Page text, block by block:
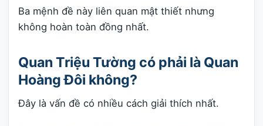
Ba mệnh đề này liên quan mật thiết nhưng
không hoàn toàn đồng nhất.
Quan Triệu Tường có phải là Quan
Hoàng Đôi không?
Đây là vấn đề có nhiều cách giải thích nhất.